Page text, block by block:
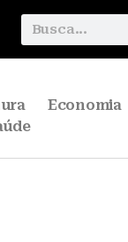
Economia